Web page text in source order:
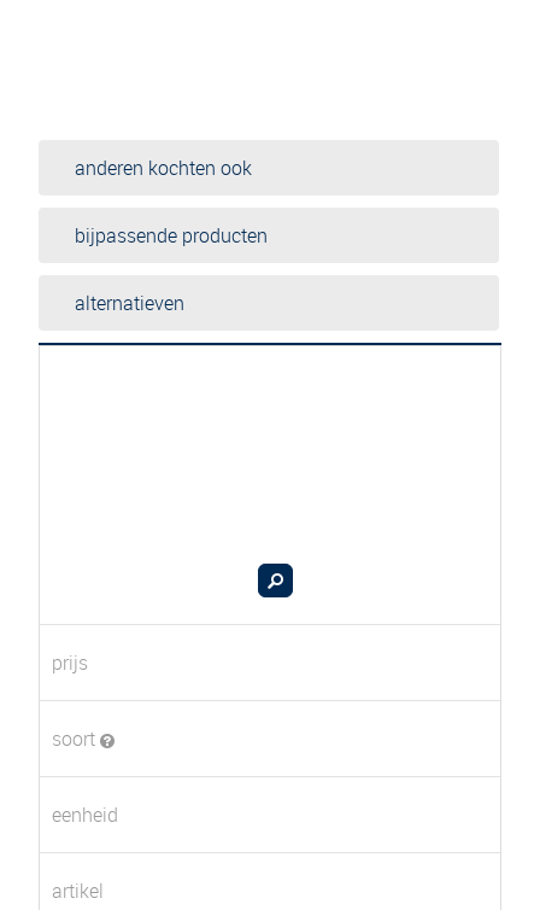
anderen kochten ook
bijpassende producten
alternatieven
prijs
soort
eenheid
artikel